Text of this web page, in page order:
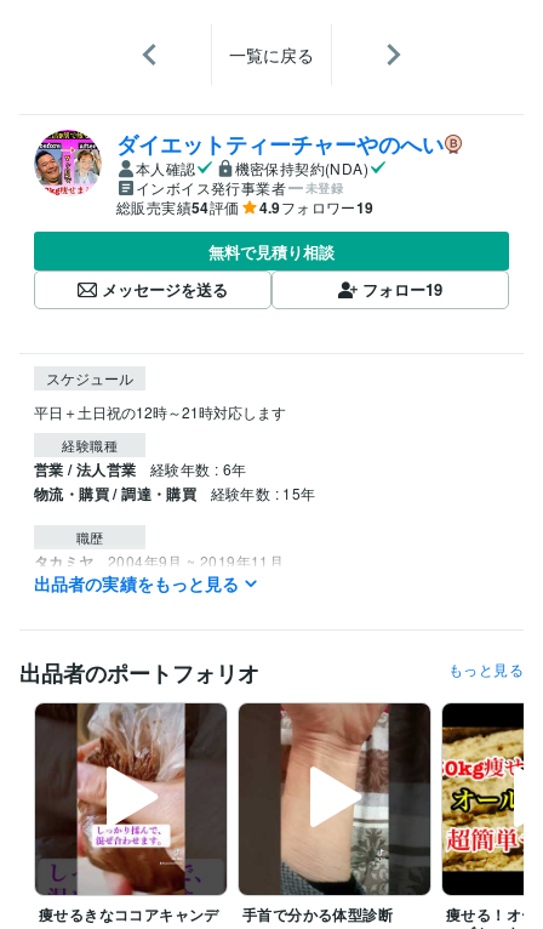
一覧に戻る
ダイエットティーチャーやのへい
本人確認
機密保持契約(NDA)
インボイス発行事業者
未登録
総販売実績54評価 4.9フォロワー19
無料で見積り相談
メッセージを送る
フォロー19
スケジュール
平日＋土日祝の12時～21時対応します
経験職種
営業 / 法人営業 経験年数 : 6年
物流・購買 / 調達・購買 経験年数 : 15年
職歴
タカミヤ 2004年9月 ~ 2019年11月
やのへいお気楽ダイエット 妻を笑顔にすること 1時間毎ダイエット
ングダイエット 満足度MAX！食べたい欲求をコントロールするダイ
エット革命 お気楽ダイエット 5分間ダイエット 血糖値コントロール
ダイエット 7ヶ月で33kg痩せた驚きの120選レシピ
妻を笑顔2する1
00のこと 痩せる黄金比 痩せる為の食事術 血液型ダイエット 最
強！地中海食ダイエット
40代ダイエット完全ガイド
痩せ体質になる
意地でも運動しないダイエット 食生活だけで10歳若見え
資格・検定
食生活アドバイザー2級 取得年 : 2018年
ビジネス・クリエイティブツール
出品者の実績をもっと見る
出品者のポートフォリオ もっと見る
痩せるきなココアキャンデ
手首で分かる体型診断
痩せる！オー